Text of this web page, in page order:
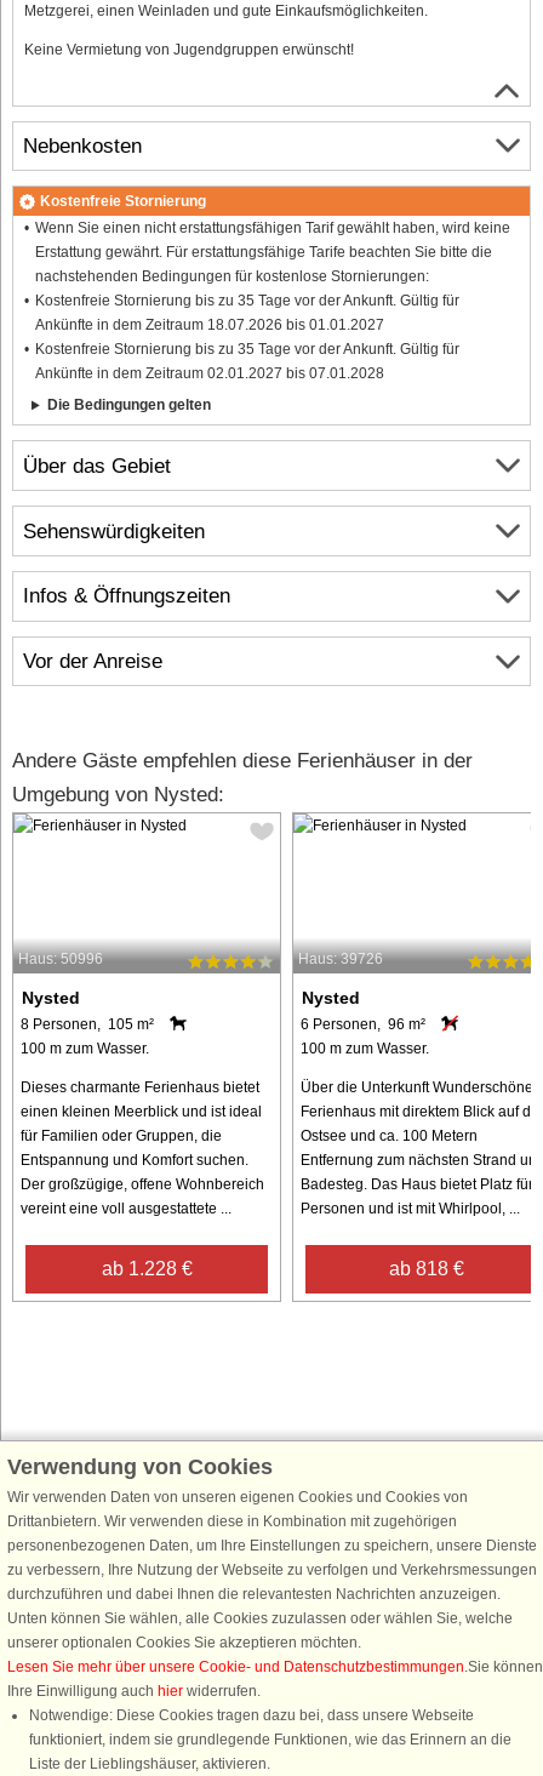
Metzgerei, einen Weinladen und gute Einkaufsmöglichkeiten.
Keine Vermietung von Jugendgruppen erwünscht!
Über das Gebiet
Infos & Öffnungszeiten
Vor der Anreise
Nebenkosten
Kostenfreie Stornierung
Wenn Sie einen nicht erstattungsfähigen Tarif gewählt haben, wird keine
Erstattung gewährt. Für erstattungsfähige Tarife beachten Sie bitte die
nachstehenden Bedingungen für kostenlose Stornierungen:
Kostenfreie Stornierung bis zu 35 Tage vor der Ankunft. Gültig für
Ankünfte in dem Zeitraum 18.07.2026 bis 01.01.2027
Kostenfreie Stornierung bis zu 35 Tage vor der Ankunft. Gültig für
Ankünfte in dem Zeitraum 02.01.2027 bis 07.01.2028
Die Bedingungen gelten
Sehenswürdigkeiten
Andere Gäste empfehlen diese Ferienhäuser in der
Umgebung von Nysted:
Haus: 50996
Nysted
8 Personen, 105 m²
100 m zum Wasser.
Dieses charmante Ferienhaus bietet
einen kleinen Meerblick und ist ideal
für Familien oder Gruppen, die
Entspannung und Komfort suchen.
Der großzügige, offene Wohnbereich
vereint eine voll ausgestattete ...
ab 1.228 €
Haus: 39726
Nysted
6 Personen, 96 m²
100 m zum Wasser.
Über die Unterkunft Wunderschönes
Ferienhaus mit direktem Blick auf die
Ostsee und ca. 100 Metern
Entfernung zum nächsten Strand
Badesteg. Das Haus bietet Platz für
Personen und ist mit Whirlpool, ...
ab 818 €
Schließen Sie sich 100.000 Ferienhaus-Fans an
Erhalten Sie einenWillkommensgutschein von 25 € für Ihren nächsten
Ferienhausurlaub - melden Sie sich einfach für den DanCenter Newsletter
an. Verpassen Sie nie wieder exklusive Angebote, Gewinnspiele und
Urlaubstipps!
Newsletter abonnieren
Verwendung von Cookies
Wir verwenden Daten von unseren eigenen Cookies und Cookies von
Drittanbietern. Wir verwenden diese in Kombination mit zugehörigen
personenbezogenen Daten, um Ihre Einstellungen zu speichern, unsere Dienste
zu verbessern, Ihre Nutzung der Webseite zu verfolgen und Verkehrsmessungen
durchzuführen und dabei Ihnen die relevantesten Nachrichten anzuzeigen.
Unten können Sie wählen, alle Cookies zuzulassen oder wählen Sie, welche
unserer optionalen Cookies Sie akzeptieren möchten.
Lesen Sie mehr über unsere Cookie- und Datenschutzbestimmungen.Sie können
Ihre Einwilligung auch hier widerrufen.
Notwendige: Diese Cookies tragen dazu bei, dass unsere Webseite
funktioniert, indem sie grundlegende Funktionen, wie das Erinnern an die
Liste der Lieblingshäuser, aktivieren.